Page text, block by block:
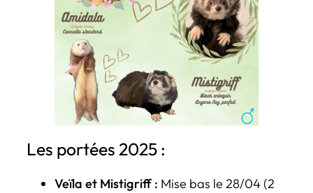
Les portées 2025 :
Veïla et Mistigriff : Mise bas le 28/04 (2